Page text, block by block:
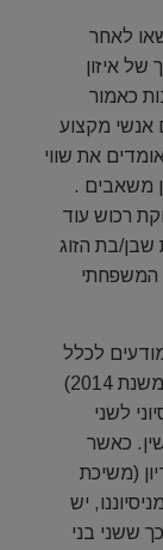
לאחר
של איזון
כאמור
אנשי מקצוע
את שווי
משאבים .
רכוש עוד
שבן/בת הזוג
המשפחתי
לכלל
הזכויות שלכם ? חוק חלוקת חיסכון פנסיוני (משנת 2014)
לשני
כאשר
(משיכת
יש
ששני בני